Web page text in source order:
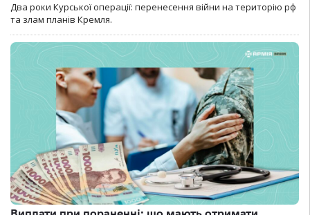
Два роки Курської операції: перенесення війни на територію рф
та злам планів Кремля.